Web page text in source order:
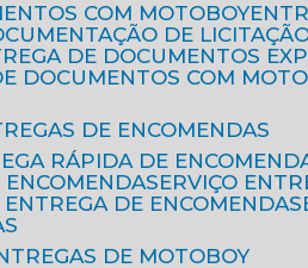
COM MOTOBOY
DE
DE DOCUMENTOS
DOCUMENTOS COM
DE ENCOMENDAS
RÁPIDA DE
ENCOMENDA
SERVIÇO
ENTREGA DE ENCOMENDAS
DE MOTOBOY